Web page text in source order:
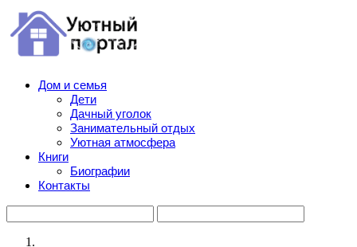
Дом и семья
Дети
Дачный уголок
Занимательный отдых
Уютная атмосфера
Книги
Биографии
Контакты